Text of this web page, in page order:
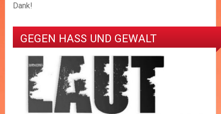
Dank!
GEGEN HASS UND GEWALT